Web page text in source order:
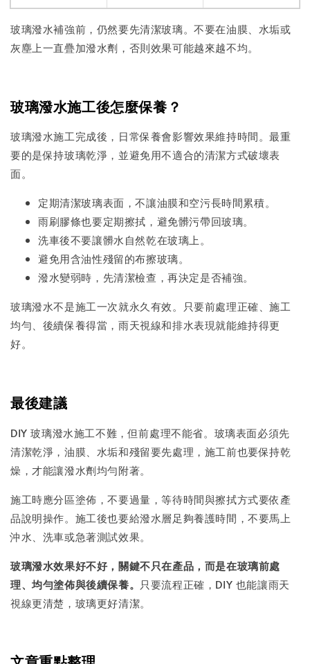
玻璃潑水補強前，仍然要先清潔玻璃。不要在油膜、水垢或
灰塵上一直疊加潑水劑，否則效果可能越來越不均。
玻璃潑水施工後怎麼保養？
玻璃潑水施工完成後，日常保養會影響效果維持時間。最重
要的是保持玻璃乾淨，並避免用不適合的清潔方式破壞表
面。
定期清潔玻璃表面，不讓油膜和空污長時間累積。
雨刷膠條也要定期擦拭，避免髒污帶回玻璃。
洗車後不要讓髒水自然乾在玻璃上。
避免用含油性殘留的布擦玻璃。
潑水變弱時，先清潔檢查，再決定是否補強。
玻璃潑水不是施工一次就永久有效。只要前處理正確、施工
均勻、後續保養得當，雨天視線和排水表現就能維持得更
好。
最後建議
DIY 玻璃潑水施工不難，但前處理不能省。玻璃表面必須先
清潔乾淨，油膜、水垢和殘留要先處理，施工前也要保持乾
燥，才能讓潑水劑均勻附著。
施工時應分區塗佈，不要過量，等待時間與擦拭方式要依產
品說明操作。施工後也要給潑水層足夠養護時間，不要馬上
沖水、洗車或急著測試效果。
玻璃潑水效果好不好，關鍵不只在產品，而是在玻璃前處
理、均勻塗佈與後續保養。 只要流程正確，DIY 也能讓雨天
視線更清楚，玻璃更好清潔。